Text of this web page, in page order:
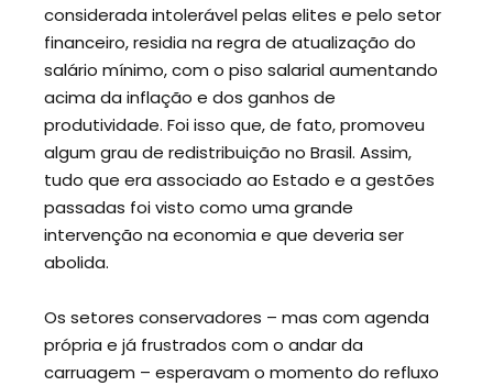
considerada intolerável pelas elites e pelo setor
financeiro, residia na regra de atualização do
salário mínimo, com o piso salarial aumentando
acima da inflação e dos ganhos de
produtividade. Foi isso que, de fato, promoveu
algum grau de redistribuição no Brasil. Assim,
tudo que era associado ao Estado e a gestões
passadas foi visto como uma grande
intervenção na economia e que deveria ser
abolida.
Os setores conservadores – mas com agenda
própria e já frustrados com o andar da
carruagem – esperavam o momento do refluxo